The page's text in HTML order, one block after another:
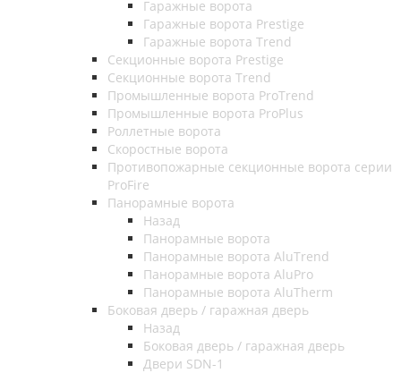
Гаражные ворота
Гаражные ворота Prestige
Гаражные ворота Trend
Секционные ворота Prestige
Секционные ворота Trend
Промышленные ворота ProTrend
Промышленные ворота ProPlus
Роллетные ворота
Скоростные ворота
Противопожарные секционные ворота серии
ProFire
Панорамные ворота
Назад
Панорамные ворота
Панорамные ворота AluTrend
Панорамные ворота AluPro
Панорамные ворота AluTherm
Боковая дверь / гаражная дверь
Назад
Боковая дверь / гаражная дверь
Двери SDN-1